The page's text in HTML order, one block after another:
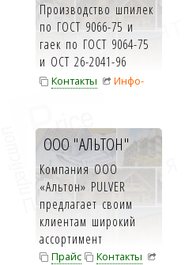
Производство шпилек
по ГОСТ 9066-75 и
гаек по ГОСТ 9064-75
и ОСТ 26-2041-96
Контакты
Инфо-
ООО "АЛЬТОН"
Компания ООО
«Альтон» PULVER
предлагает своим
клиентам широкий
ассортимент
современных
Прайс Контакты